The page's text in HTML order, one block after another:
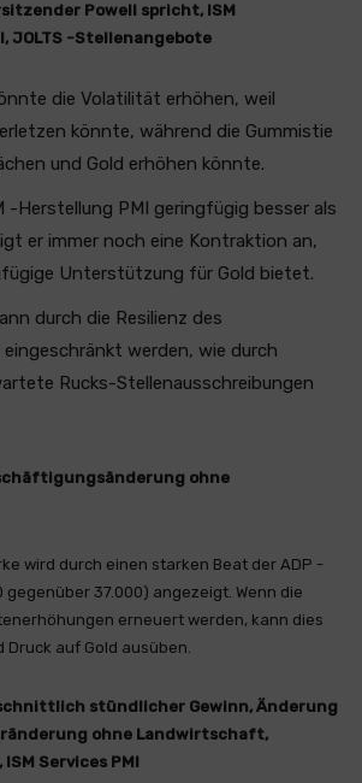
Powell spricht, ISM
JOLTS -Stellenangebote
die Volatilität erhöhen, weil
könnte, während die Gummistie
und Gold erhöhen könnte.
-Herstellung PMI geringfügig besser als
er immer noch eine Kontraktion an,
Unterstützung für Gold bietet.
durch die Resilienz des
werden, wie durch
Rucks-Stellenausschreibungen
ohne
wird durch einen starken Beat der ADP -
37.000) angezeigt. Wenn die
erneuert werden, kann dies
Druck auf Gold ausüben.
stündlicher Gewinn, Änderung
ohne Landwirtschaft,
Services PMI